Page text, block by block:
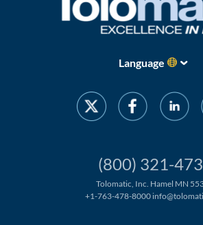
Language
(800) 321-
Tolomatic, Inc. Hamel MN
+1-763-478-8000